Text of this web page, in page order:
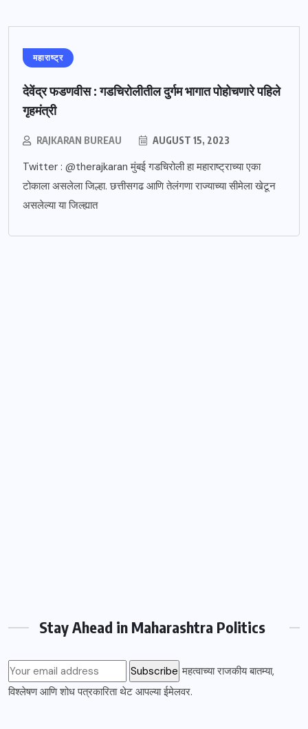
महाराष्ट्र
देवेंद्र फडणवीस : गडचिरोलीतील दुर्गम भागात पोहोचणारे पहिले
गृहमंत्री
RAJKARAN BUREAU AUGUST 15, 2023
Twitter : @therajkaran मुंबई गडचिरोली हा महाराष्ट्राच्या एका
टोकाला असलेला जिल्हा. छत्तीसगढ आणि तेलंगणा राज्याच्या सीमेला खेटून
असलेल्या या जिल्ह्यात
Stay Ahead in Maharashtra Politics
महत्वाच्या राजकीय बातम्या,
विश्लेषण आणि शोध पत्रकारिता थेट आपल्या ईमेलवर.